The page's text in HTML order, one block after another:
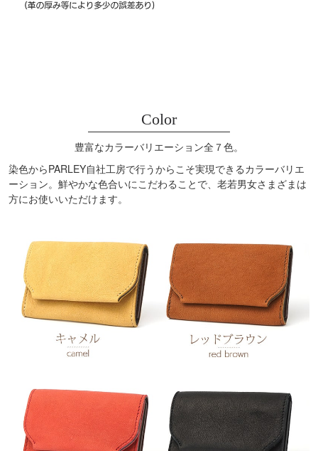
Color
豊富なカラーバリエーション全７色。
染色からPARLEY自社工房で行うからこそ実現できるカラーバリエ
ーション。鮮やかな色合いにこだわることで、老若男女さまざまは
方にお使いいただけます。